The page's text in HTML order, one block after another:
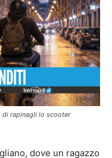
di rapinagli lo scooter
dove un ragazzo